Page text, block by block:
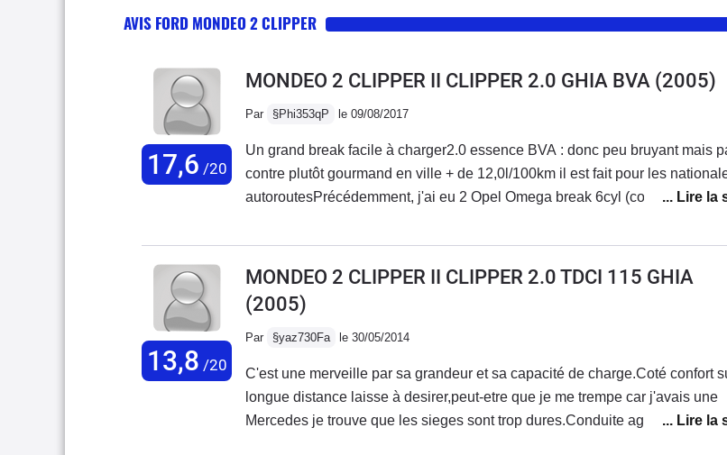
AVIS FORD MONDEO 2 CLIPPER
17,6 /20
MONDEO 2 CLIPPER II CLIPPER 2.0 GHIA BVA (2005)
Par §Phi353qP le 09/08/2017
Un grand break facile à charger2.0 essence BVA : donc peu bruyant mais
contre plutôt gourmand en ville + de 12,0l/100km il est fait pour les
autoroutesPrécédemment, j'ai eu 2 Opel Omega break 6cyl
et revendues à plus de 300 000 acheté à 61 000 9months ago, ce break
sans souci... est très fonctionnel, vraiment pas fun mais sympa, "pépère"; il me
on voit les nouveaux modèles Et finalement, je préfère la traction... la Bmw
n'avançait plus au moindre enneigement de la route.
13,8 /20
MONDEO 2 CLIPPER II CLIPPER 2.0 TDCI 115 GHIA
(2005)
Par §yaz730Fa le 30/05/2014
C'est une merveille par sa grandeur et sa capacité de charge.Coté confort
longue distance laisse à desirer,peut-etre que je me trempe car j'avais une
Mercedes je trouve que les sieges sont trop dures.Conduite